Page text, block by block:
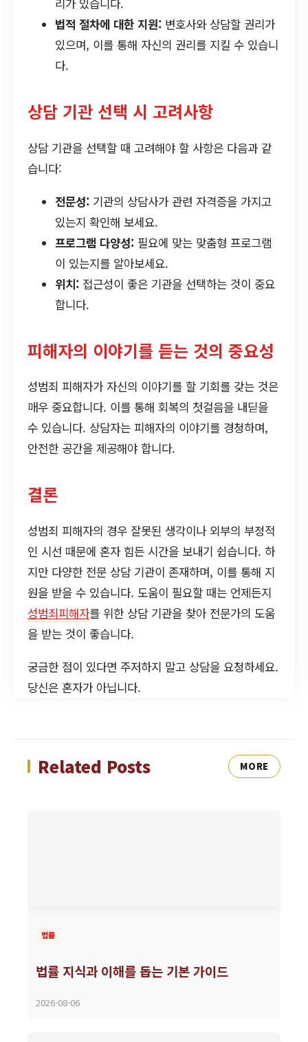
법적 절차에 대한 지원: 변호사와 상담할 권리가
있으며, 이를 통해 자신의 권리를 지킬 수 있습니
다.
상담 기관 선택 시 고려사항
상담 기관을 선택할 때 고려해야 할 사항은 다음과 같
습니다:
전문성: 기관의 상담사가 관련 자격증을 가지고
있는지 확인해 보세요.
프로그램 다양성: 필요에 맞는 맞춤형 프로그램
이 있는지를 알아보세요.
위치: 접근성이 좋은 기관을 선택하는 것이 중요
합니다.
피해자의 이야기를 듣는 것의 중요성
성범죄 피해자가 자신의 이야기를 할 기회를 갖는 것은
매우 중요합니다. 이를 통해 회복의 첫걸음을 내딛을
수 있습니다. 상담자는 피해자의 이야기를 경청하며,
안전한 공간을 제공해야 합니다.
결론
성범죄 피해자의 경우 잘못된 생각이나 외부의 부정적
인 시선 때문에 혼자 힘든 시간을 보내기 쉽습니다. 하
지만 다양한 전문 상담 기관이 존재하며, 이를 통해 지
원을 받을 수 있습니다. 도움이 필요할 때는 언제든지
성범죄피해자를 위한 상담 기관을 찾아 전문가의 도움
을 받는 것이 좋습니다.
궁금한 점이 있다면 주저하지 말고 상담을 요청하세요.
당신은 혼자가 아닙니다.
Related Posts MORE
법률
법률 지식과 이해를 돕는 기본 가이드
2026-08-06